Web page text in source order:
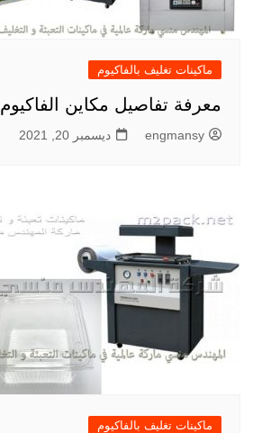
ماكينات تغليف بالفاكيوم
معرفة تفاصيل مكاين الفاكيوم
engmansy ديسمبر 20, 2021
ماكينات تغليف بالفاكيوم